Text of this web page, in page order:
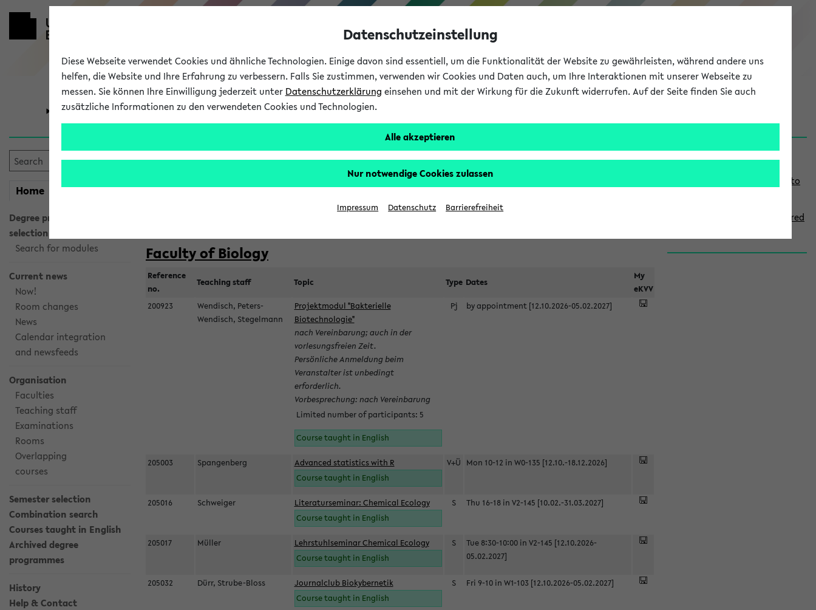
eKVV
University Research Studies
Home myeKVV
Degree programme
selection
Search for modules
Current news
Now!
Room changes
News
Calendar integration
and newsfeeds
Organisation
Faculties
Teaching staff
Examinations
Rooms
Overlapping
courses
Semester selection
Combination search
Courses taught in English
Archived degree
programmes
History
Help & Contact
Courses taught in English
Semester:
Faculty of Biology
Reference
no.
Teaching staff Topic Type Dates
My
eKVV
200923
Wendisch, Peters-
Wendisch, Stegelmann
Projektmodul "Bakterielle
Biotechnologie"
nach Vereinbarung; auch in der
vorlesungsfreien Zeit.
Persönliche Anmeldung beim
Veranstalter ist unbedingt
erforderlich.
Vorbesprechung: nach Vereinbarung
Limited number of participants: 5
Course taught in English
Pj by appointment [12.10.2026-05.02.2027]
205003 Spangenberg
Advanced statistics with R
Course taught in English
V+Ü Mon 10-12 in W0-135 [12.10.-18.12.2026]
205016 Schweiger
Literaturseminar: Chemical Ecology
Course taught in English
S Thu 16-18 in V2-145 [10.02.-31.03.2027]
205017 Müller
Lehrstuhlseminar Chemical Ecology
Course taught in English
S
Tue 8:30-10:00 in V2-145 [12.10.2026-
05.02.2027]
205032 Dürr, Strube-Bloss
Journalclub Biokybernetik
Course taught in English
S Fri 9-10 in W1-103 [12.10.2026-05.02.2027]
S
d
Links
Use the combination search to
How to indicate courses offered
Datenschutzeinstellung
Diese Webseite verwendet Cookies und ähnliche Technologien. Einige davon sind essentiell, um die Funktionalität der Website zu gewährleisten, während andere uns
helfen, die Website und Ihre Erfahrung zu verbessern. Falls Sie zustimmen, verwenden wir Cookies und Daten auch, um Ihre Interaktionen mit unserer Webseite zu
messen. Sie können Ihre Einwilligung jederzeit unter Datenschutzerklärung einsehen und mit der Wirkung für die Zukunft widerrufen. Auf der Seite finden Sie auch
zusätzliche Informationen zu den verwendeten Cookies und Technologien.
Alle akzeptieren
Nur notwendige Cookies zulassen
Impressum Datenschutz Barrierefreiheit